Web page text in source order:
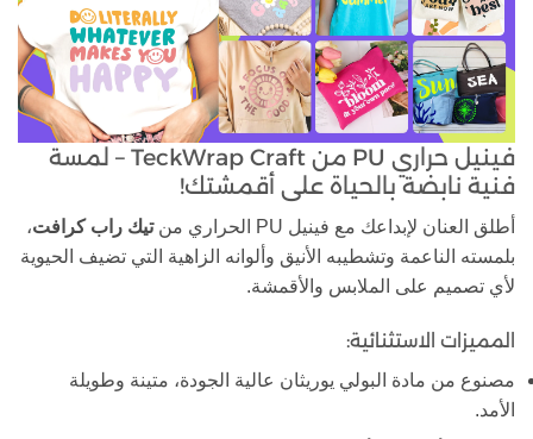
فينيل حراري PU من TeckWrap Craft – لمسة
فنية نابضة بالحياة على أقمشتك!
أطلق العنان لإبداعك مع فينيل PU الحراري من تيك راب كرافت،
بلمسته الناعمة وتشطيبه الأنيق وألوانه الزاهية التي تضيف الحيوية
لأي تصميم على الملابس والأقمشة.
المميزات الاستثنائية:
مصنوع من مادة البولي يوريثان عالية الجودة، متينة وطويلة
الأمد.